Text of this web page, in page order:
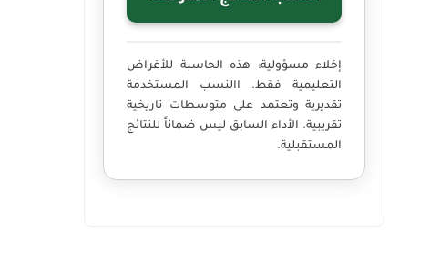
إخلاء مسؤولية:
هذه الحاسبة للأغراض
التعليمية فقط. االنسب المستخدمة
تقديرية وتعتمد على متوسطات تاريخية
تقريبية. الأداء السابق ليس ضماناً للنتائج
المستقبلية.